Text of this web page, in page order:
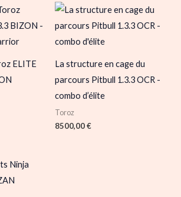
ELITE
La structure en cage du
parcours Pitbull 1.3.3 OCR -
combo d’élite
Toroz
8500,00€